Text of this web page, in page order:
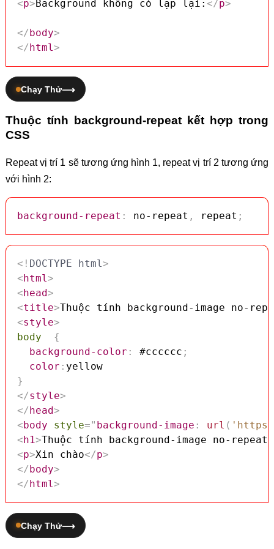
<p>Background không có lặp lại: </p>
</ body>
</ html>
Chạy Thử
Thuộc tính background-repeat kết hợp trong
CSS
Repeat vị trí 1 sẽ tương ứng hình 1, repeat vị trí 2 tương ứng
với hình 2:
background-repeat : no-repeat , repeat ;
<! DOCTYPE html >
<html >
<head>
<title>Thuộc tính background-image no-
<style>
body
{
background-color : #cccccc ;
color :
yellow
}
</style>
</head>
<body style=" background-image : url (
<h1>Thuộc tính background-image no-
<p>Xin chào</p>
</body>
</html >
Chạy Thử